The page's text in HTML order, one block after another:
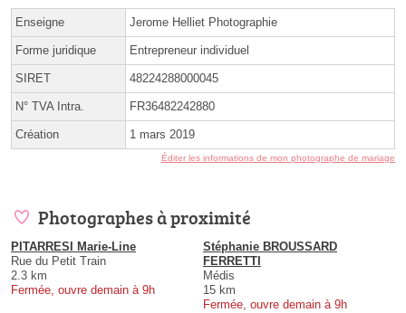
Enseigne Jerome Helliet Photographie
Forme juridique Entrepreneur individuel
SIRET 48224288000045
N° TVA Intra. FR36482242880
Création 1 mars 2019
Éditer les informations de mon photographe de mariage
Photographes à proximité
PITARRESI Marie-Line
Rue du Petit Train
2.3 km
Fermée, ouvre demain à 9h
Stéphanie BROUSSARD
FERRETTI
Médis
15 km
Fermée, ouvre demain à 9h